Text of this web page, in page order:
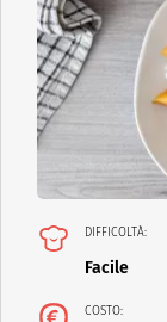
DIFFICOLTÀ:
Facile
COSTO: